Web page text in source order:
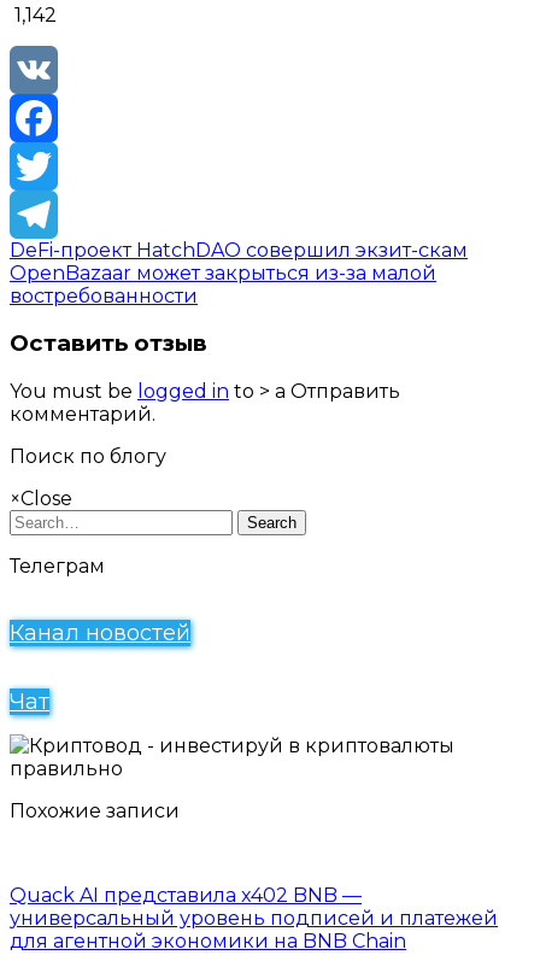
1,142
VK
Facebook
Twitter
Telegram
DeFi-проект HatchDAO совершил экзит-скам
OpenBazaar может закрыться из-за малой
востребованности
Оставить отзыв
You must be logged in to > a Отправить
комментарий.
Поиск по блогу
×Close
Search
Телеграм
Канал новостей
Чат
Похожие записи
Quack AI представила x402 BNB —
универсальный уровень подписей и платежей
для агентной экономики на BNB Chain